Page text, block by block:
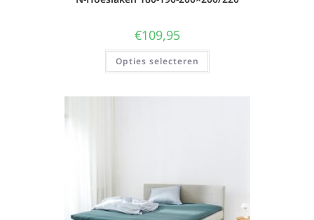
€109,95
Opties selecteren